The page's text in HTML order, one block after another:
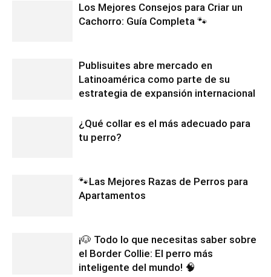
Los Mejores Consejos para Criar un
Cachorro: Guía Completa 🐾
Publisuites abre mercado en
Latinoamérica como parte de su
estrategia de expansión internacional
¿Qué collar es el más adecuado para
tu perro?
🐾Las Mejores Razas de Perros para
Apartamentos
¡🐶 Todo lo que necesitas saber sobre
el Border Collie: El perro más
inteligente del mundo! 🧠